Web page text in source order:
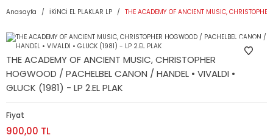
Anasayfa İKİNCİ EL PLAKLAR LP THE ACADEMY OF ANCIENT MUSIC,
THE ACADEMY OF ANCIENT MUSIC, CHRISTOPHER
HOGWOOD / PACHELBEL CANON / HANDEL • VIVALDI •
GLUCK (1981) - LP 2.EL PLAK
Fiyat
900,00 TL